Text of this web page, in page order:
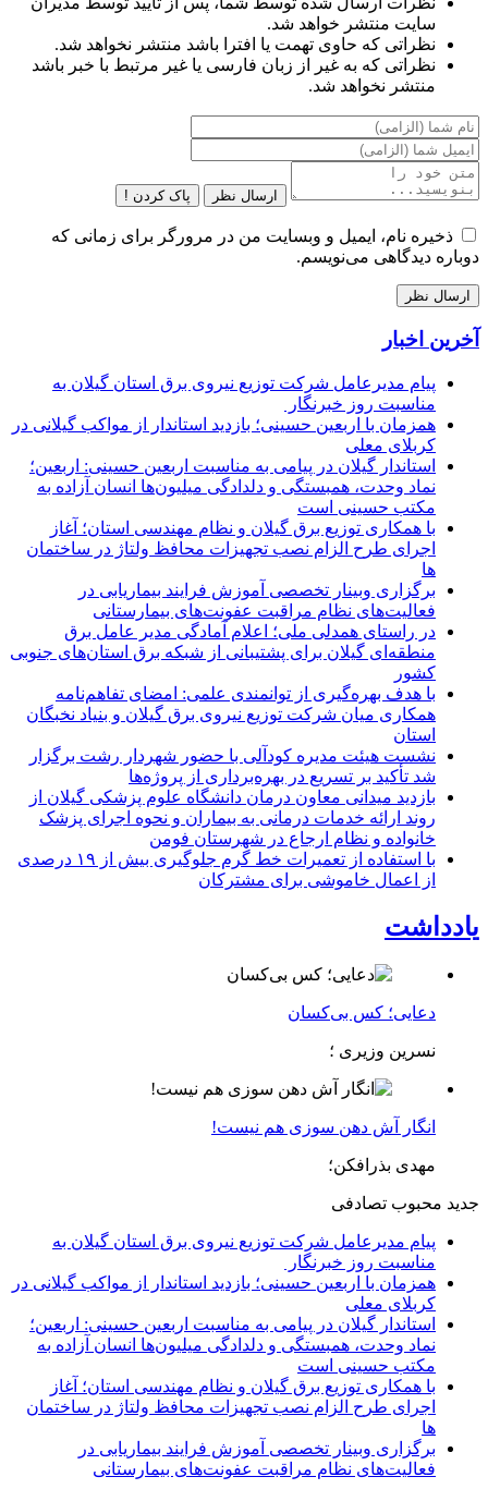
سایت منتشر خواهد شد.
نظراتی که حاوی تهمت یا افترا باشد منتشر نخواهد شد.
نظراتی که به غیر از زبان فارسی یا غیر مرتبط با خبر باشد
منتشر نخواهد شد.
ارسال نظر پاک کردن !
ذخیره نام، ایمیل و وبسایت من در مرورگر برای زمانی که
دوباره دیدگاهی می‌نویسم.
آخرین اخبار
پیام مدیرعامل شركت توزیع نیروی برق استان گیلان به
مناسبت روز خبرنگار ‌
همزمان با اربعین حسینی؛ بازدید استاندار از مواکب گیلانی در
کربلای معلی
استاندار گیلان در پیامی به مناسبت اربعین حسینی: اربعین؛
نماد وحدت، همبستگی و دلدادگی میلیون‌ها انسان آزاده به
مکتب حسینی است
با همکاری توزیع برق گیلان و نظام مهندسی استان؛ آغاز
اجرای طرح الزام نصب تجهیزات محافظ ولتاژ در ساختمان
ها
برگزاری وبینار تخصصی آموزش فرایند بیماریابی در
فعالیت‌های نظام مراقبت عفونت‌های بیمارستانی
در راستای همدلی ملی؛ اعلام آمادگی مدیر عامل برق
منطقه‌ای گیلان برای پشتیبانی از شبكه برق استان‌های جنوبی
كشور
با هدف بهره‌گیری از توانمندی علمی: امضای تفاهم‌نامه
همكاری میان شركت توزیع نیروی برق گیلان و بنیاد نخبگان
استان
نشست هیئت مدیره کودآلی با حضور شهردار رشت برگزار
شد تأکید بر تسریع در بهره‌برداری از پروژه‌ها
بازدید میدانی معاون درمان دانشگاه علوم پزشکی گیلان از
روند ارائه خدمات درمانی به بیماران و نحوه اجرای پزشک
خانواده و نظام ارجاع در شهرستان فومن
با استفاده از تعمیرات خط گرم جلوگیری بیش از ۱۹ درصدی
از اعمال خاموشی برای مشتركان
یادداشت
دعایی؛ کس بی‌کسان
نسرین وزیری ؛
انگار آش دهن سوزی هم نیست!
مهدی بذرافکن؛
جدید محبوب تصادفی
پیام مدیرعامل شركت توزیع نیروی برق استان گیلان به
مناسبت روز خبرنگار ‌
همزمان با اربعین حسینی؛ بازدید استاندار از مواکب گیلانی در
کربلای معلی
استاندار گیلان در پیامی به مناسبت اربعین حسینی: اربعین؛
نماد وحدت، همبستگی و دلدادگی میلیون‌ها انسان آزاده به
مکتب حسینی است
با همکاری توزیع برق گیلان و نظام مهندسی استان؛ آغاز
اجرای طرح الزام نصب تجهیزات محافظ ولتاژ در ساختمان
ها
برگزاری وبینار تخصصی آموزش فرایند بیماریابی در
فعالیت‌های نظام مراقبت عفونت‌های بیمارستانی